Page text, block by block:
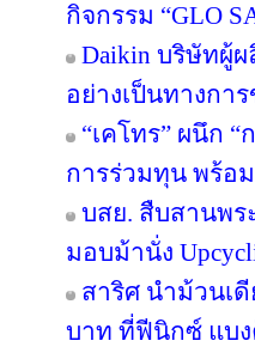
กิจกรรม “GLO
Daikin บริษัทผู้
อย่างเป็นทางกา
“เคโทร” ผนึก
การร่วมทุน พร้อ
บสย. สืบสานพร
มอบม้านั่ง
สาริศ นำม้วนเ
บาท ที่ฟีนิกซ์ แบ